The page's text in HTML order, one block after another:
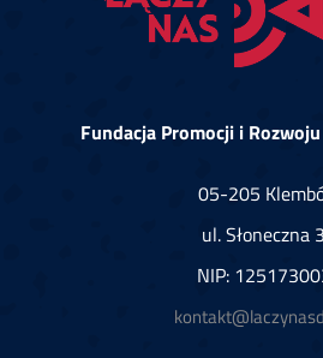
Fundacja Promocji i
05-205
ul. Słoneczna
NIP: